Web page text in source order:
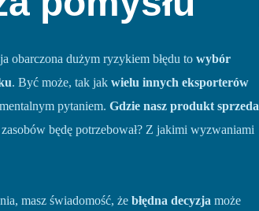
obarczona dużym ryzykiem błędu to wybór
. Być może, tak jak wielu innych eksporterów
pytaniem. Gdzie nasz produkt sprzeda
będę potrzebował? Z jakimi wyzwaniami
masz świadomość, że błędna decyzja może